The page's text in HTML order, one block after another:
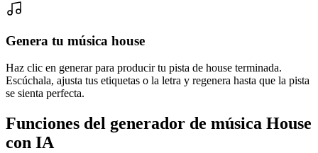
Genera tu música house
Haz clic en generar para producir tu pista de house terminada.
Escúchala, ajusta tus etiquetas o la letra y regenera hasta que la pista
se sienta perfecta.
Funciones del generador de música House
con IA